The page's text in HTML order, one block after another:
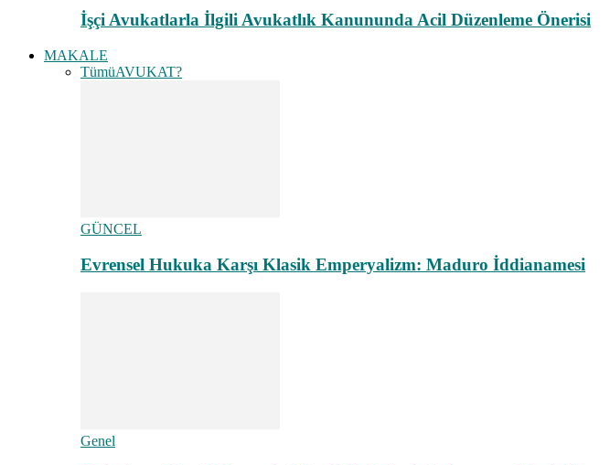
İşçi Avukatlarla İlgili Avukatlık Kanununda Acil Düzenleme Önerisi
MAKALE
TümüAVUKAT?
GÜNCEL
Evrensel Hukuka Karşı Klasik Emperyalizm: Maduro İddianamesi
Genel